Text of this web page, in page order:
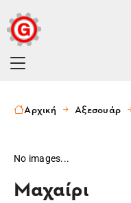
Αρχική Αξεσουάρ
No images...
Μαχαίρι